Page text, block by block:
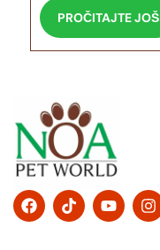
PROČITAJTE JOŠ
F
a
T
i
Y
o
I
n